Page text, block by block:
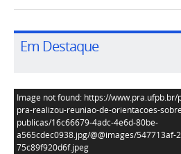
Em Destaque
Image not found: https://
pra-realizou-reuniao-de-orientacoes-
publicas/16c66679-4adc-4e6d-80be-
a565cdec0938.jpg/@@images/547713af-
75c89f920d6f.jpeg